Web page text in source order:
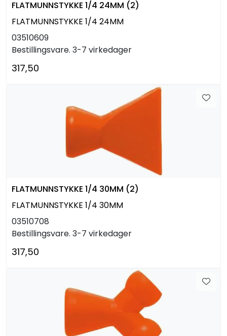
FLATMUNNSTYKKE 1/4 24MM (2)
FLATMUNNSTYKKE 1/4 24MM
03510609
Bestillingsvare. 3-7 virkedager
317,50
FLATMUNNSTYKKE 1/4 30MM (2)
FLATMUNNSTYKKE 1/4 30MM
03510708
Bestillingsvare. 3-7 virkedager
317,50